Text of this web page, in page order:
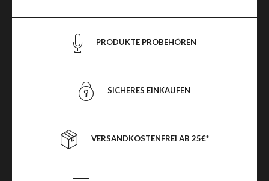
PRODUKTE PROBEHÖREN
SICHERES EINKAUFEN
VERSANDKOSTENFREI AB 25€*